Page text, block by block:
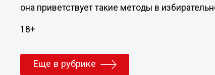
она приветствует такие методы в
18+
Еще в рубрике